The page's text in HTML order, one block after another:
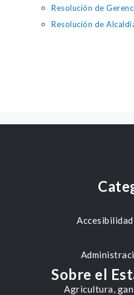
Resolución de
Resolución de
Agricultura,
Sobre el